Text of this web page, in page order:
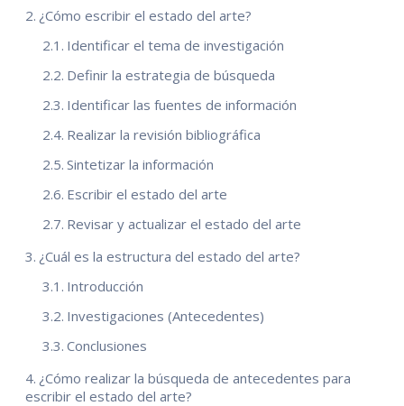
¿Cómo escribir el estado del arte?
Identificar el tema de investigación
Definir la estrategia de búsqueda
Identificar las fuentes de información
Realizar la revisión bibliográfica
Sintetizar la información
Escribir el estado del arte
Revisar y actualizar el estado del arte
¿Cuál es la estructura del estado del arte?
Introducción
Investigaciones (Antecedentes)
Conclusiones
¿Cómo realizar la búsqueda de antecedentes para
escribir el estado del arte?